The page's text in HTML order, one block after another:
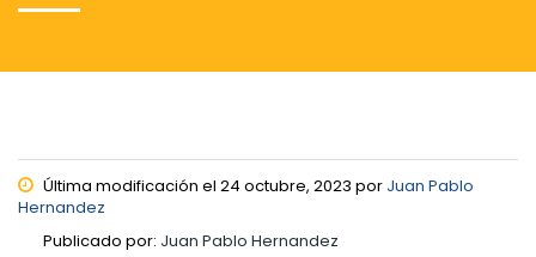
Última modificación el 24 octubre, 2023 por Juan Pablo
Hernandez
Publicado por: Juan Pablo Hernandez